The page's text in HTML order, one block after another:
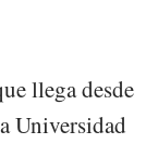
llega desde
Universidad